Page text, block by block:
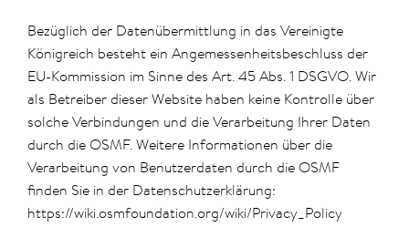
Bezüglich der Datenübermittlung in das Vereinigte
Königreich besteht ein Angemessenheitsbeschluss der
EU-Kommission im Sinne des Art. 45 Abs. 1 DSGVO. Wir
als Betreiber dieser Website haben keine Kontrolle über
solche Verbindungen und die Verarbeitung Ihrer Daten
durch die OSMF. Weitere Informationen über die
Verarbeitung von Benutzerdaten durch die OSMF
finden Sie in der Datenschutzerklärung:
https://wiki.osmfoundation.org/wiki/Privacy_Policy